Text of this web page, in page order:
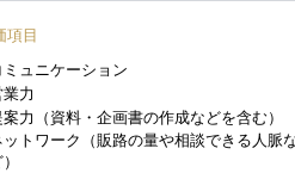
項目
ミュニケーション
業力
案力（資料・企画書の作成などを含む）
ットワーク（販路の量や相談できる人脈